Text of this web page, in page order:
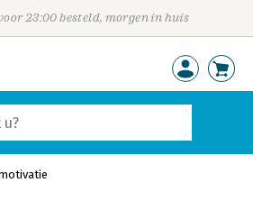
23:00 besteld, morgen in huis